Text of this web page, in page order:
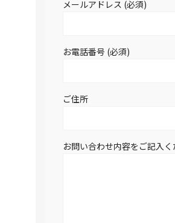
メールアドレス (必須)
お電話番号 (必須)
ご住所
お問い合わせ内容をご記入く